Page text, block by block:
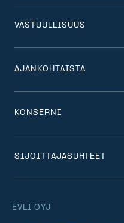
EVLI OYJ
VASTUULLISUUS
AJANKOHTAISTA
KONSERNI
SIJOITTAJASUHTEET